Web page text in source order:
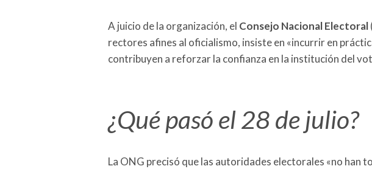
A juicio de la organización, el Consejo Nacional Electoral
rectores afines al oficialismo, insiste en «incurrir en
contribuyen a reforzar la confianza en la institución del
¿Qué pasó el 28 de julio?
La ONG precisó que las autoridades electorales «no han